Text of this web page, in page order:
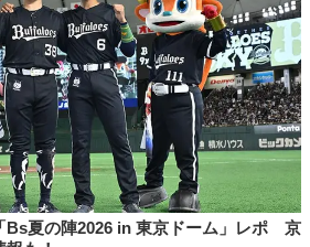
Bs夏の陣2026 in 東京ドーム」レポ 京